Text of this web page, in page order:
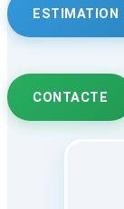
ESTIMATION
CONTACTE